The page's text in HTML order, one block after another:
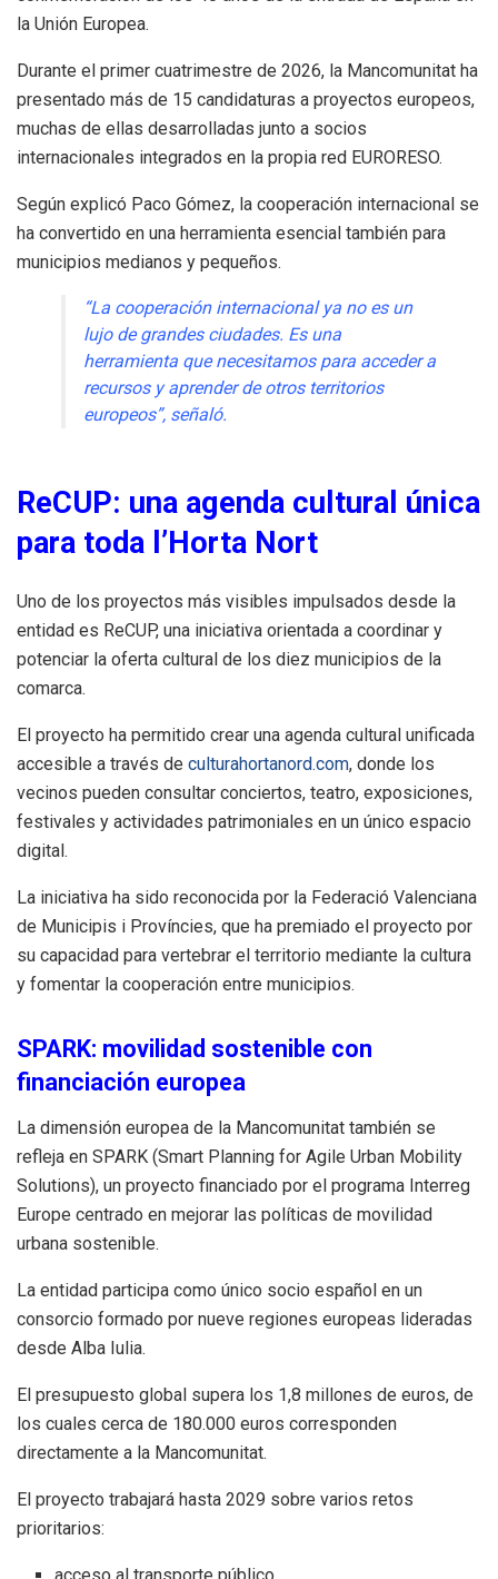
la Unión Europea.
Durante el primer cuatrimestre de 2026, la Mancomunitat ha
presentado más de 15 candidaturas a proyectos europeos,
muchas de ellas desarrolladas junto a socios
internacionales integrados en la propia red EURORESO.
Según explicó Paco Gómez, la cooperación internacional se
ha convertido en una herramienta esencial también para
municipios medianos y pequeños.
“La cooperación internacional ya no es un
lujo de grandes ciudades. Es una
herramienta que necesitamos para acceder a
recursos y aprender de otros territorios
europeos”, señaló.
ReCUP: una agenda cultural única
para toda l’Horta Nort
Uno de los proyectos más visibles impulsados desde la
entidad es ReCUP, una iniciativa orientada a coordinar y
potenciar la oferta cultural de los diez municipios de la
comarca.
El proyecto ha permitido crear una agenda cultural unificada
accesible a través de culturahortanord.com, donde los
vecinos pueden consultar conciertos, teatro, exposiciones,
festivales y actividades patrimoniales en un único espacio
digital.
La iniciativa ha sido reconocida por la Federació Valenciana
de Municipis i Províncies, que ha premiado el proyecto por
su capacidad para vertebrar el territorio mediante la cultura
y fomentar la cooperación entre municipios.
SPARK: movilidad sostenible con
financiación europea
La dimensión europea de la Mancomunitat también se
refleja en SPARK (Smart Planning for Agile Urban Mobility
Solutions), un proyecto financiado por el programa Interreg
Europe centrado en mejorar las políticas de movilidad
urbana sostenible.
La entidad participa como único socio español en un
consorcio formado por nueve regiones europeas lideradas
desde Alba Iulia.
El presupuesto global supera los 1,8 millones de euros, de
los cuales cerca de 180.000 euros corresponden
directamente a la Mancomunitat.
El proyecto trabajará hasta 2029 sobre varios retos
prioritarios: